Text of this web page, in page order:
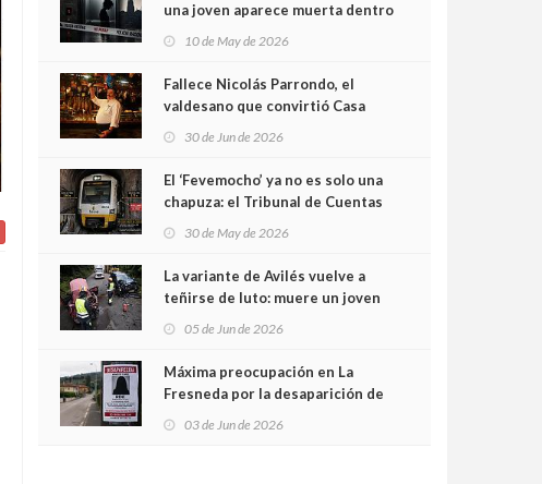
una joven aparece muerta dentro
cámaras captan sus últimos
minutos
10 de May de 2026
Fallece Nicolás Parrondo, el
valdesano que convirtió Casa
30 de Jun de 2026
El ‘Fevemocho’ ya no es solo una
chapuza: el Tribunal de Cuentas
sobrecoste de los trenes que no
cabían por los túneles
30 de May de 2026
La variante de Avilés vuelve a
teñirse de luto: muere un joven
05 de Jun de 2026
Máxima preocupación en La
Fresneda por la desaparición de
03 de Jun de 2026